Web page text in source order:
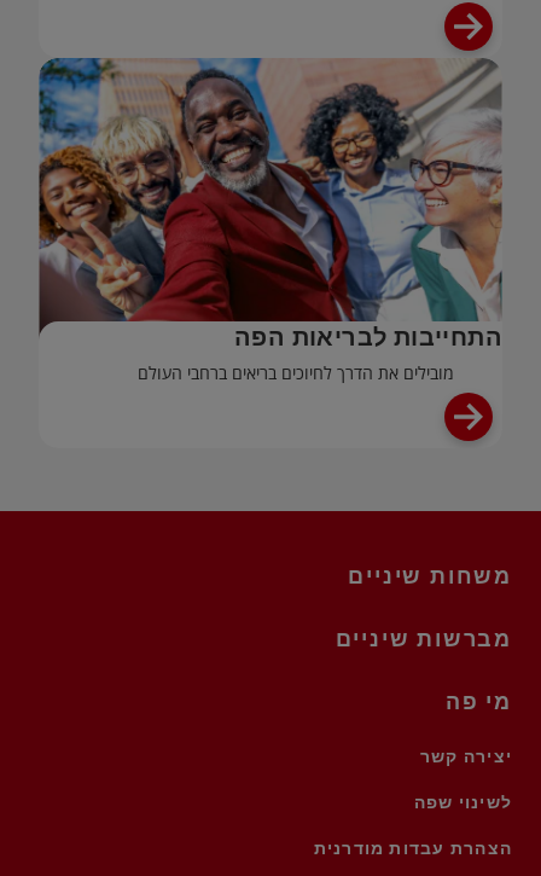
התחייבות לבריאות הפה
מובילים את הדרך לחיוכים בריאים ברחבי העולם
משחות שיניים
מברשות שיניים
מי פה
יצירה קשר
לשינוי שפה
הצהרת עבדות מודרנית